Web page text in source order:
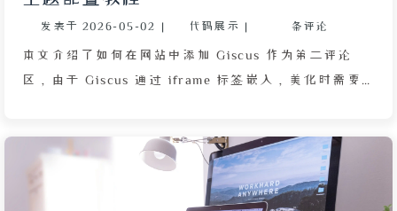
发表于 2026-05-02 | 代码展示 | 条评论
本文介绍了如何在网站中添加 Giscus 作为第二评论
区，由于 Giscus 通过 iframe 标签嵌入，美化时需要
存放于 /assets/css/giscus/ 目录。详细给出了亮色与
暗色两套自定义 CSS 代码，包括字体引入、颜色变
量、按钮样式等，确保评论区与网站风格统一。最后展